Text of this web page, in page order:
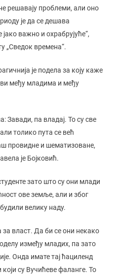
решавају проблеми, али оно
је да се дешава
важно и охрабрујуће“,
„Сведок времена“.
је подела за коју каже
међу младима и међу
Завади, па владај. То су све
толико пута се већ
провидне и шематизоване,
је Бојковић.
зато што су они млади
ове земље, али и због
велику наду.
за власт. Да би се они некако
између младих, па зато
Онда имате тај ћациленд
су Вучићеве фаланге. То